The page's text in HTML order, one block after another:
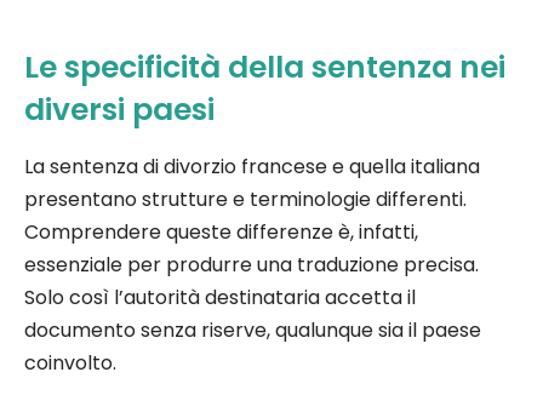
Le specificità della sentenza nei
diversi paesi
La sentenza di divorzio francese e quella italiana
presentano strutture e terminologie differenti.
Comprendere queste differenze è, infatti,
essenziale per produrre una traduzione precisa.
Solo così l’autorità destinataria accetta il
documento senza riserve, qualunque sia il paese
coinvolto.